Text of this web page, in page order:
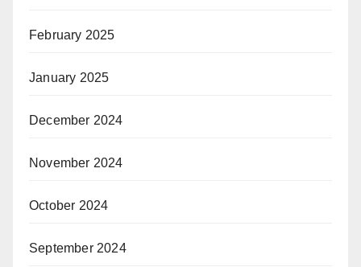
February 2025
January 2025
December 2024
November 2024
October 2024
September 2024